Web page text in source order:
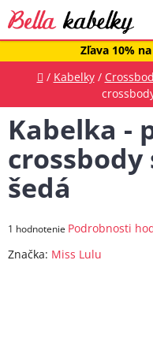
Prejsť
na
obsah
Zľava 10%
Domov
/ Kabelky /
Kabelka -
šedá
Priemerné
produktu
1 hodnotenie Podrobnosti
Značka: Miss Lulu